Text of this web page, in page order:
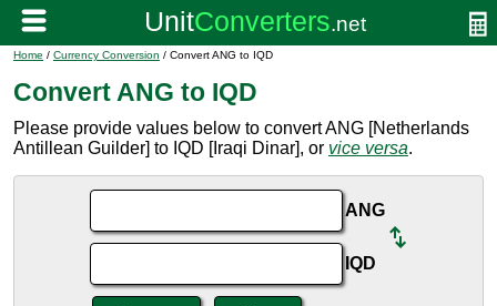
Home / Currency Conversion / Convert ANG to IQD
Convert ANG to IQD
Please provide values below to convert ANG [Netherlands
Antillean Guilder] to IQD [Iraqi Dinar], or vice versa.
ANG
IQD